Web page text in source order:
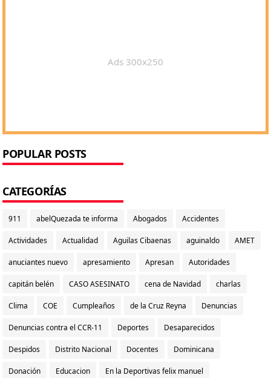
Ads 300x250
POPULAR POSTS
CATEGORÍAS
911 abelQuezada te informa Abogados Accidentes
Actividades Actualidad Aguilas Cibaenas aguinaldo AMET
anuciantes nuevo apresamiento Apresan Autoridades
capitán belén CASO ASESINATO cena de Navidad charlas
Clima COE Cumpleaños de la Cruz Reyna Denuncias
Denuncias contra el CCR-11 Deportes Desaparecidos
Despidos Distrito Nacional Docentes Dominicana
Donación Educacion En la Deportivas felix manuel